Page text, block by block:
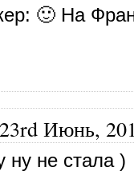
: 🙂 На
23rd Июнь,
ну не стала )